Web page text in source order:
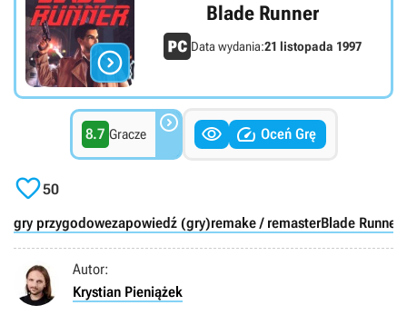

Blade Runner
Data wydania:21 listopada 1997
8.7 Gracze    Oceń Grę
50
gry przygodowezapowiedź (gry)remake / remasterBlade
Autor:
Krystian Pieniążek